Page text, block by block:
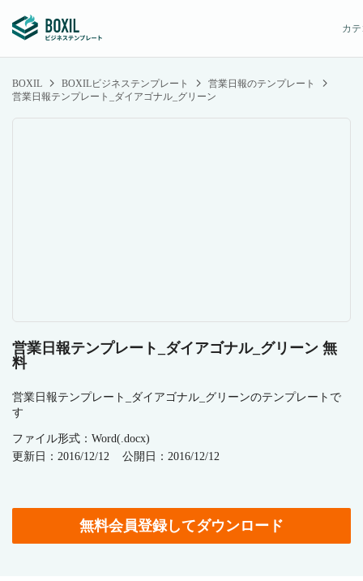
カ
BOXIL BOXILビジネステンプレート
営業日報のテンプレート
営業日報テンプレート_ダイアゴナル_グリーン
営業日報テンプレート_ダイアゴナル_グリーン 無
料
営業日報テンプレート_ダイアゴナル_グリーンのテンプレートで
す
ファイル形式：Word(.docx)
更新日：2016/12/12
公開日：2016/12/12
無料会員登録してダウンロード